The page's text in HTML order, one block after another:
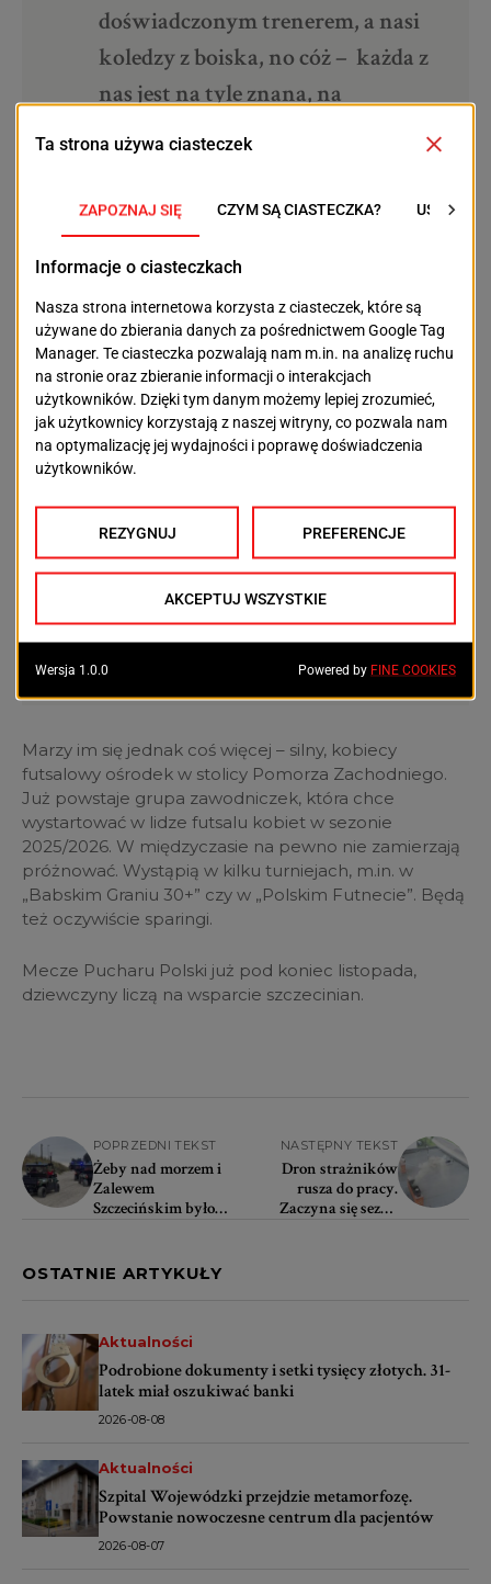
doświadczonym trenerem, a nasi
koledzy z boiska, no cóż – każda z
nas jest na tyle znana, na
piłkarskim podwórku, że
szydzić, że nie umiemy grać w
piłkę – mówi Marta Krajniak.
Dziewczyną chcą odczarować tezę, że piłka to męski
świat, a więc panowie… taryfy ulgowej raczej nie
będzie.
– Nie boimy się męskiego świata,
bo jako trenerki i sędzinie
piłkarskie mamy z nim do
czynienia na co dzień i świetnie się
dogadujemy – dodaje Marta
Marzy im się jednak coś więcej – silny, kobiecy
futsalowy ośrodek w stolicy Pomorza Zachodniego.
Już powstaje grupa zawodniczek, która chce
wystartować w lidze futsalu kobiet w sezonie
2025/2026. W międzyczasie na pewno nie zamierzają
próżnować. Wystąpią w kilku turniejach, m.in. w
„Babskim Graniu 30+” czy w „Polskim Futnecie”. Będą
też oczywiście sparingi.
Mecze Pucharu Polski już pod koniec listopada,
dziewczyny liczą na wsparcie szczecinian.
POPRZEDNI TEKST
Żeby nad morzem i
Zalewem
Szczecińskim było
NASTĘPNY TEKST
Dron strażników
rusza do pracy.
Zaczyna się sezon
OSTATNIE ARTYKUŁY
Aktualności
Podrobione dokumenty i setki tysięcy złotych. 31-
latek miał oszukiwać banki
2026-08-08
Aktualności
Szpital Wojewódzki przejdzie metamorfozę.
Powstanie nowoczesne centrum dla pacjentów
2026-08-07